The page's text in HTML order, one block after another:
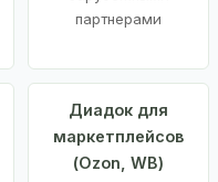
партнерами
Диадок для
маркетплейсов
(Ozon, WB)